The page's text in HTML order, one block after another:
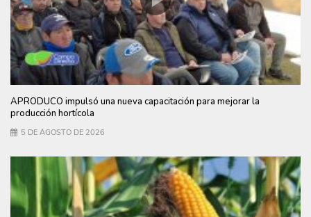
APRODUCO impulsó una nueva capacitación para mejorar la
producción hortícola
5 DE AGOSTO DE 2026